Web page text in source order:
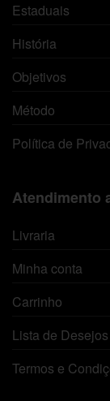
Estaduais
História
Objetivos
Método
Política de
Atendimento
Livraria
Minha conta
Carrinho
Lista de Desejos
Termos e